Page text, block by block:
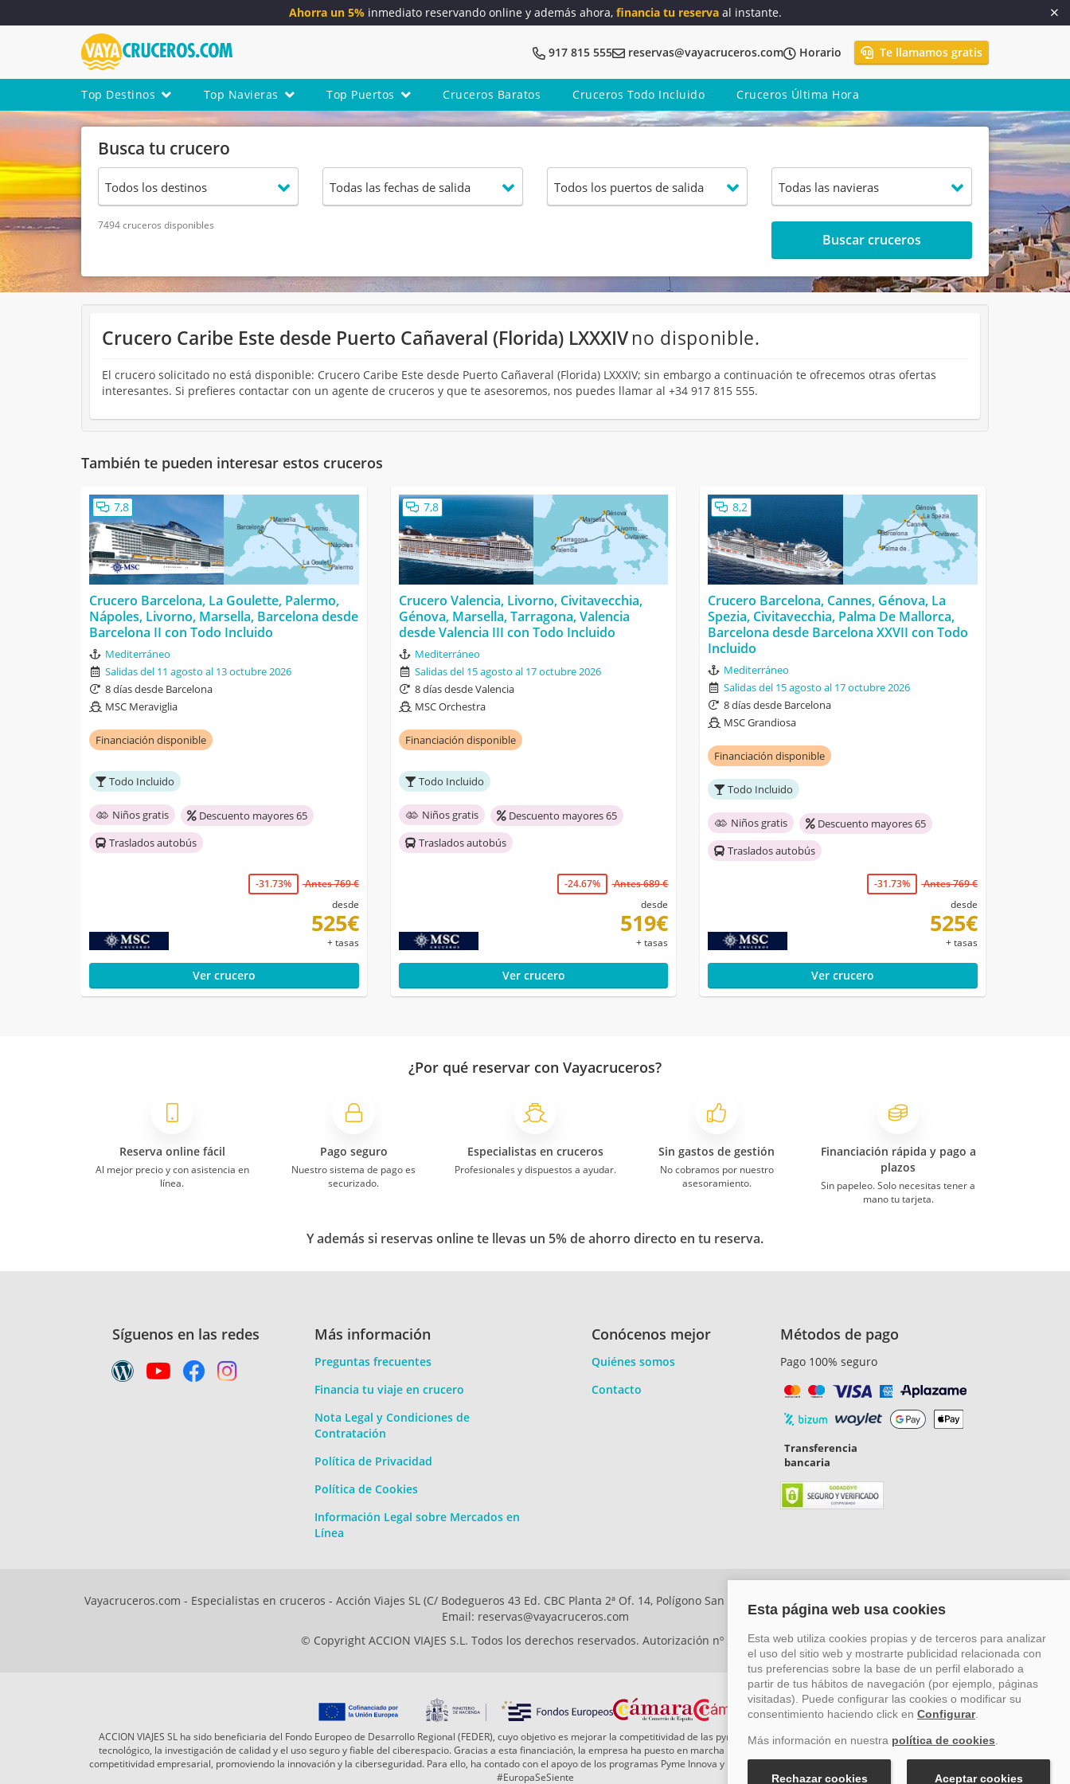
Ahorra un 5% inmediato reservando online y además ahora, financia tu reserva al instante.
917 815 555 reservas@vayacruceros.com Horario Te llamamos gratis
Top Destinos Top Navieras Top Puertos Cruceros Baratos Cruceros Todo Incluido Cruceros Última Hora
Busca tu crucero
7494 cruceros disponibles
Buscar cruceros
Crucero Caribe Este desde Puerto Cañaveral (Florida) LXXXIVno disponible.
El crucero solicitado no está disponible: Crucero Caribe Este desde Puerto Cañaveral (Florida) LXXXIV; sin embargo a continuación te ofrecemos otras ofertas
interesantes. Si prefieres contactar con un agente de cruceros y que te asesoremos, nos puedes llamar al +34 917 815 555.
También te pueden interesar estos cruceros
7,8
Crucero Barcelona, La Goulette, Palermo,
Nápoles, Livorno, Marsella, Barcelona desde
Barcelona II con Todo Incluido
Mediterráneo
Salidas del 11 agosto al 13 octubre 2026
8 días desde Barcelona
MSC Meraviglia
Financiación disponible
Todo Incluido
Niños gratis
Descuento mayores 65
Traslados autobús
-31.73%
Antes 769 €
desde
525€
+ tasas
Ver crucero
7,8
Crucero Valencia, Livorno, Civitavecchia,
Génova, Marsella, Tarragona, Valencia
desde Valencia III con Todo Incluido
Mediterráneo
Salidas del 15 agosto al 17 octubre 2026
8 días desde Valencia
MSC Orchestra
Financiación disponible
Todo Incluido
Niños gratis
Descuento mayores 65
Traslados autobús
-24.67%
Antes 689 €
desde
519€
+ tasas
Ver crucero
8,2
Crucero Barcelona, Cannes, Génova, La
Spezia, Civitavecchia, Palma De Mallorca,
Barcelona desde Barcelona XXVII con Todo
Incluido
Mediterráneo
Salidas del 15 agosto al 17 octubre 2026
8 días desde Barcelona
MSC Grandiosa
Financiación disponible
Todo Incluido
Niños gratis
Descuento mayores 65
Traslados autobús
-31.73%
Antes 769 €
desde
525€
+ tasas
Ver crucero
¿Por qué reservar con Vayacruceros?
Reserva online fácil
Al mejor precio y con asistencia en
línea.
Pago seguro
Nuestro sistema de pago es
securizado.
Especialistas en cruceros
Profesionales y dispuestos a ayudar.
Sin gastos de gestión
No cobramos por nuestro
asesoramiento.
Financiación rápida y pago a
plazos
Sin papeleo. Solo necesitas tener a
mano tu tarjeta.
Y además si reservas online te llevas un 5% de ahorro directo en tu reserva.
Síguenos en las redes Más información
Preguntas frecuentes
Financia tu viaje en crucero
Nota Legal y Condiciones de
Contratación
Política de Privacidad
Política de Cookies
Información Legal sobre Mercados en
Línea
Conócenos mejor
Quiénes somos
Contacto
Métodos de pago
Pago 100% seguro
Transferencia
bancaria
Vayacruceros.com - Especialistas en cruceros - Acción Viajes SL (C/ Bodegueros 43 Ed. CBC Planta 2ª Of. 14, Polígono San Rafael, Málaga. CP: 29006) Tel: +34 917 815 555 -
Email: reservas@vayacruceros.com
© Copyright ACCION VIAJES S.L. Todos los derechos reservados. Autorización nº 29780-2
ACCION VIAJES SL ha sido beneficiaria del Fondo Europeo de Desarrollo Regional (FEDER), cuyo objetivo es mejorar la competitividad de las pymes mediante el impulso de la innovación, el desarrollo
tecnológico, la investigación de calidad y el uso seguro y fiable del ciberespacio. Gracias a esta financiación, la empresa ha puesto en marcha un Plan de Acción durante el año 2026 para reforzar su
competitividad empresarial, promoviendo la innovación y la ciberseguridad. Para ello, ha contado con el apoyo de los programas Pyme Innova y Pyme Cibersegura de la Cámara de Comercio de Málaga.
#EuropaSeSiente